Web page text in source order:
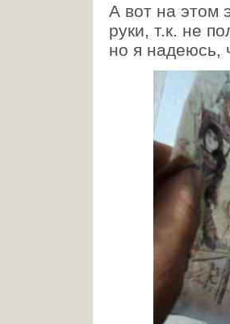
А вот на этом
руки, т.к. не
но я надеюсь,